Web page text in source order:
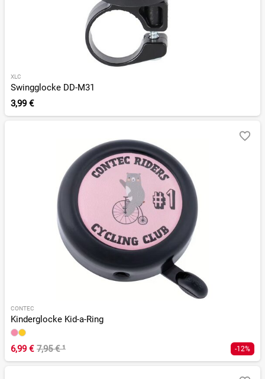
XLC
Swingglocke DD-M31
3,99 €
CONTEC
Kinderglocke Kid-a-Ring
6,99 € 7,95 €¹ -12%